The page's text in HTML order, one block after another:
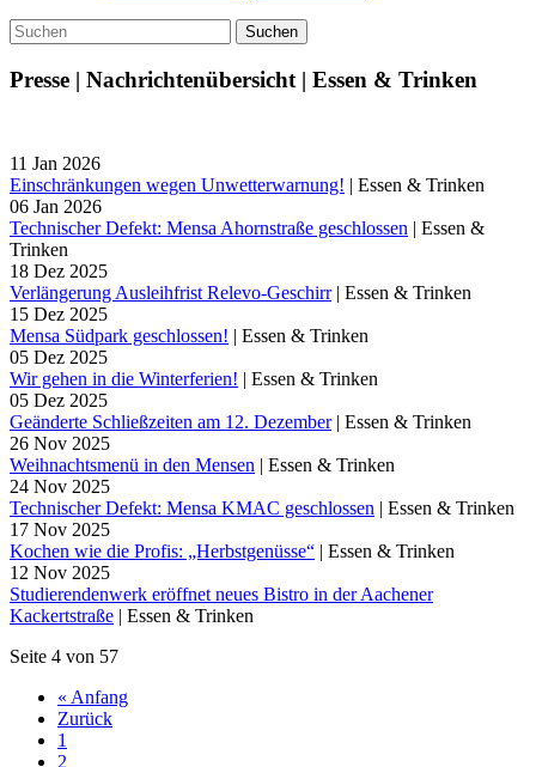
Presse | Nachrichtenübersicht | Essen & Trinken
11 Jan 2026
Einschränkungen wegen Unwetterwarnung! | Essen & Trinken
06 Jan 2026
Technischer Defekt: Mensa Ahornstraße geschlossen | Essen &
Trinken
18 Dez 2025
Verlängerung Ausleihfrist Relevo-Geschirr | Essen & Trinken
15 Dez 2025
Mensa Südpark geschlossen! | Essen & Trinken
05 Dez 2025
Wir gehen in die Winterferien! | Essen & Trinken
05 Dez 2025
Geänderte Schließzeiten am 12. Dezember | Essen & Trinken
26 Nov 2025
Weihnachtsmenü in den Mensen | Essen & Trinken
24 Nov 2025
Technischer Defekt: Mensa KMAC geschlossen | Essen & Trinken
17 Nov 2025
Kochen wie die Profis: „Herbstgenüsse“ | Essen & Trinken
12 Nov 2025
Studierendenwerk eröffnet neues Bistro in der Aachener
Kackertstraße | Essen & Trinken
Seite 4 von 57
« Anfang
Zurück
1
2